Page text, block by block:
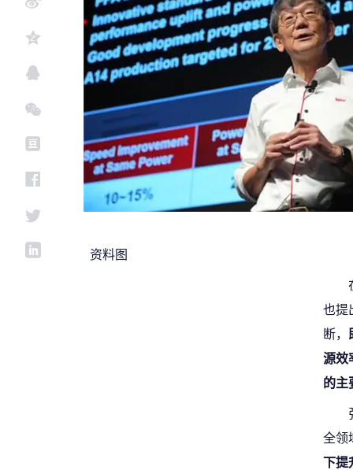
资料图
也提
断，
源效
的主
全领
下提